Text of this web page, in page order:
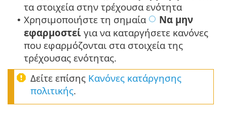
τα στοιχεία στην τρέχουσα ενότητα
• Χρησιμοποιήστε τη σημαία
Να μην
εφαρμοστεί για να καταργήσετε κανόνες
που εφαρμόζονται στα στοιχεία της
τρέχουσας ενότητας.
Δείτε επίσης Κανόνες κατάργησης
πολιτικής.